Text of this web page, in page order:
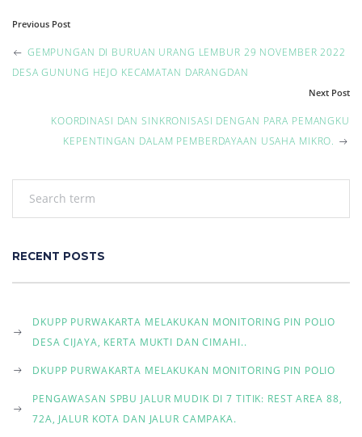
P
o
i
a
t
i
Previous Post
GEMPUNGAN DI BURUAN URANG LEMBUR 29 NOVEMBER 2022
DESA GUNUNG HEJO KECAMATAN DARANGDAN
Next Post
KOORDINASI DAN SINKRONISASI DENGAN PARA PEMANGKU
KEPENTINGAN DALAM PEMBERDAYAAN USAHA MIKRO.
RECENT POSTS
DKUPP PURWAKARTA MELAKUKAN MONITORING PIN POLIO
DESA CIJAYA, KERTA MUKTI DAN CIMAHI..
DKUPP PURWAKARTA MELAKUKAN MONITORING PIN POLIO
PENGAWASAN SPBU JALUR MUDIK DI 7 TITIK: REST AREA 88,
72A, JALUR KOTA DAN JALUR CAMPAKA.